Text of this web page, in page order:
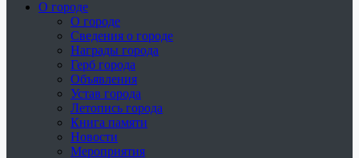
О городе
О городе
Сведения о городе
Награды города
Герб города
Объявления
Устав города
Летопись города
Книга памяти
Новости
Мероприятия